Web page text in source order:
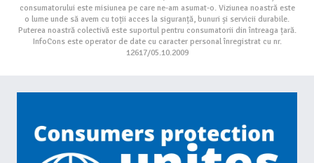
consumatorului este misiunea pe care ne-am asumat-o. Viziunea noastră este
o lume unde să avem cu toții acces la siguranță, bunuri și servicii durabile.
Puterea noastră colectivă este suportul pentru consumatorii din întreaga țară.
InfoCons este operator de date cu caracter personal înregistrat cu nr.
12617/05.10.2009